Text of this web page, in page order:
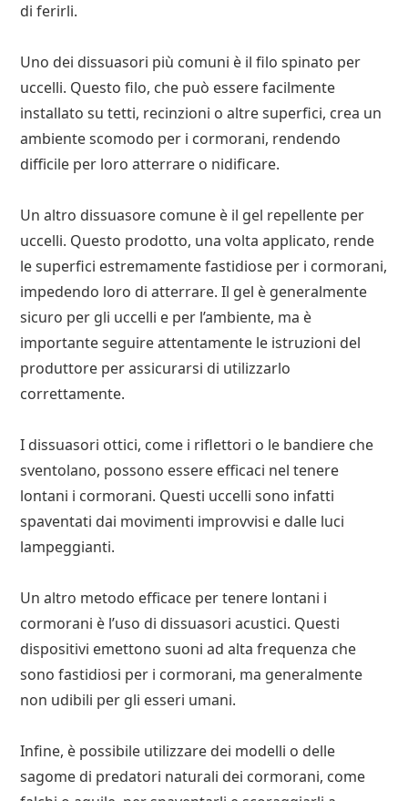
di ferirli.
Uno dei dissuasori più comuni è il filo spinato per
uccelli. Questo filo, che può essere facilmente
installato su tetti, recinzioni o altre superfici, crea un
ambiente scomodo per i cormorani, rendendo
difficile per loro atterrare o nidificare.
Un altro dissuasore comune è il gel repellente per
uccelli. Questo prodotto, una volta applicato, rende
le superfici estremamente fastidiose per i cormorani,
impedendo loro di atterrare. Il gel è generalmente
sicuro per gli uccelli e per l’ambiente, ma è
importante seguire attentamente le istruzioni del
produttore per assicurarsi di utilizzarlo
correttamente.
I dissuasori ottici, come i riflettori o le bandiere che
sventolano, possono essere efficaci nel tenere
lontani i cormorani. Questi uccelli sono infatti
spaventati dai movimenti improvvisi e dalle luci
lampeggianti.
Un altro metodo efficace per tenere lontani i
cormorani è l’uso di dissuasori acustici. Questi
dispositivi emettono suoni ad alta frequenza che
sono fastidiosi per i cormorani, ma generalmente
non udibili per gli esseri umani.
Infine, è possibile utilizzare dei modelli o delle
sagome di predatori naturali dei cormorani, come